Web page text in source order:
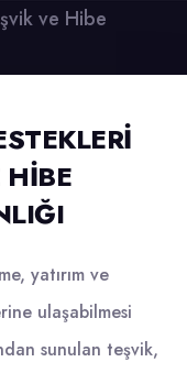
HIBE
yatırım ve
ulaşabilmesi
sunulan teşvik,